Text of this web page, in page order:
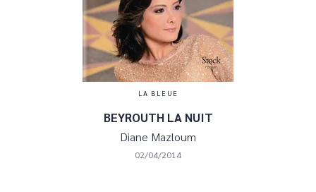
LA BLEUE
BEYROUTH LA NUIT
Diane Mazloum
02/04/2014